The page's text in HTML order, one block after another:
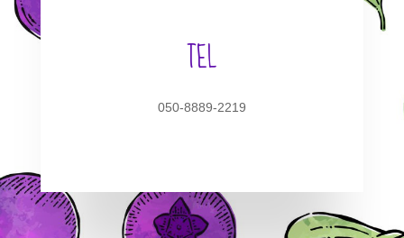
TEL
050-8889-2219